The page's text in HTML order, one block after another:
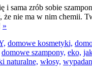
i sama zrób sobie
że nie ma w nim chemii.
»
domowe kosmetyki,
domowe szampony, eko,
naturalne, włosy,